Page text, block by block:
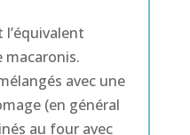
l’équivalent
macaronis.
avec une
(en général
au four avec